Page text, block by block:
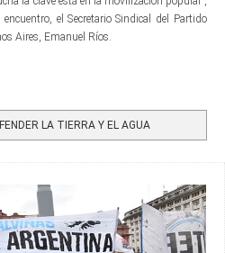
el Secretario Sindical del Partido
Aires, Emanuel Ríos.
LA TIERRA Y EL AGUA